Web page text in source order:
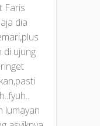
Faris
dia
di ujung
lumayan